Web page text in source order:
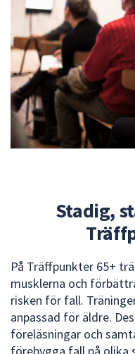
Stadig,
På Träffpunkter 65+
musklerna och
risken för fall.
anpassad för äldre.
föreläsningar och